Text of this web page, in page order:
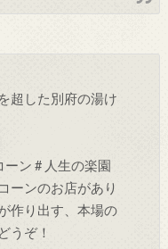
超した別府の湯け
ーン # 人生の楽園
ーンのお店があり
作り出す、本場の
うぞ！